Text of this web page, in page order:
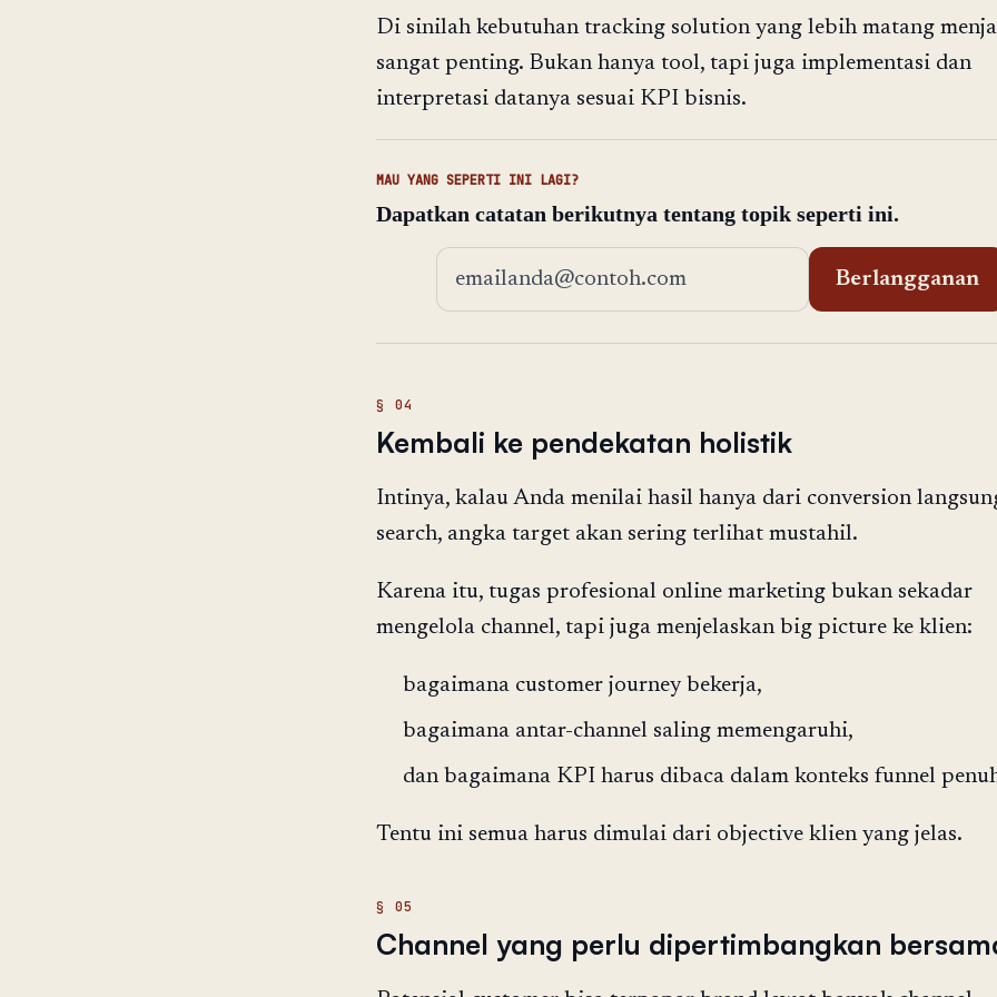
Di sinilah kebutuhan tracking solution yang lebih matang
sangat penting. Bukan hanya tool, tapi juga implementasi dan
interpretasi datanya sesuai KPI bisnis.
MAU YANG SEPERTI INI LAGI?
Dapatkan catatan berikutnya tentang topik seperti ini.
Alamat email
Berlangganan
Kembali ke pendekatan holistik
Intinya, kalau Anda menilai hasil hanya dari conversion
search, angka target akan sering terlihat mustahil.
Karena itu, tugas profesional online marketing bukan sekadar
mengelola channel, tapi juga menjelaskan big picture ke klien:
bagaimana customer journey bekerja,
bagaimana antar-channel saling memengaruhi,
dan bagaimana KPI harus dibaca dalam konteks funnel
Tentu ini semua harus dimulai dari objective klien yang jelas.
Channel yang perlu dipertimbangkan